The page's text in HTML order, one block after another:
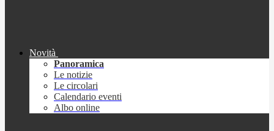
Novità
Panoramica
Le notizie
Le circolari
Calendario eventi
Albo online